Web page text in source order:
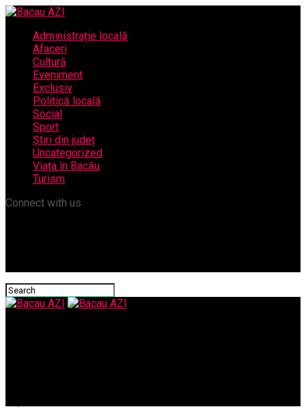
Administrație locală
Afaceri
Cultură
Eveniment
Exclusiv
Politică locală
Social
Sport
Știri din județ
Uncategorized
Viața în Bacău
Turism
Connect with us